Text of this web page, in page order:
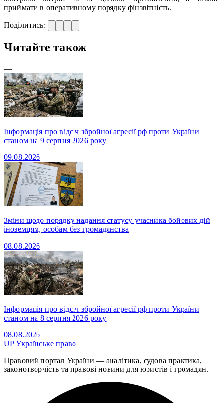
приймати в оперативному порядку фінзвітність.
Поділитись:
Читайте також
—
Інформація про відсіч збройної агресії рф проти України
станом на 9 серпня 2026 року
09.08.2026
Зміни щодо порядку надання статусу учасника бойових дій
іноземцям, особам без громадянства
08.08.2026
Інформація про відсіч збройної агресії рф проти України
станом на 8 серпня 2026 року
08.08.2026
UPУкраїнське право
Правовий портал України — аналітика, судова практика,
законотворчість та правові новини для юристів і громадян.